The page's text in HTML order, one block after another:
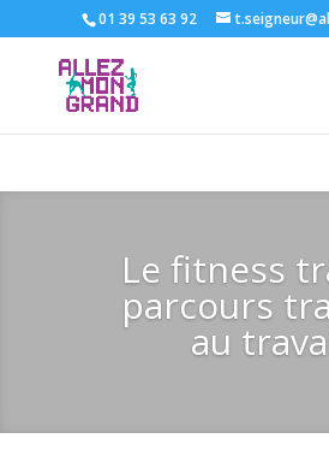
01 39 53 63 92
Le fitness
parcours
au